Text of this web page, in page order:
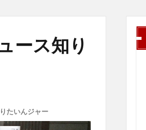
ース知り
たいんジャー